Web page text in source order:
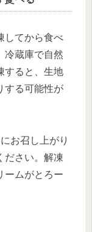
してから食べ
冷蔵庫で自然
すると、生地
する可能性が
お召し上がり
ださい。解凍
ームがとろー